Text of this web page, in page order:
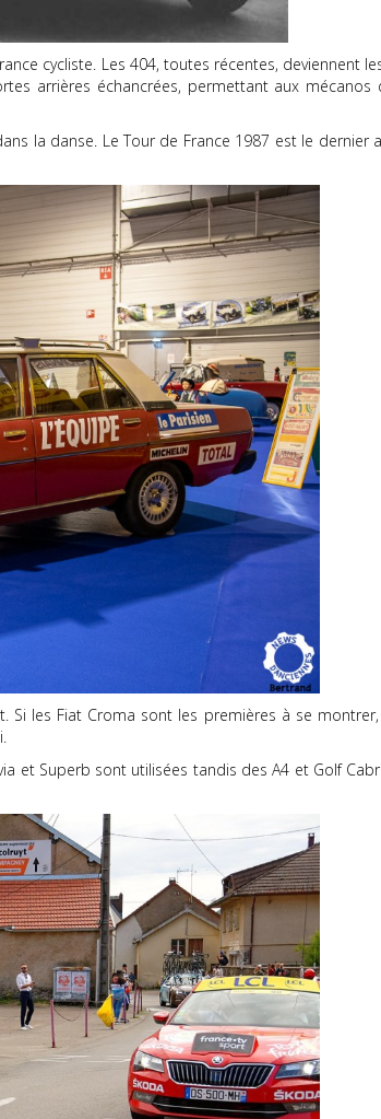
cycliste. Les 404, toutes récentes, deviennent
arrières échancrées, permettant aux mécanos
la danse. Le Tour de France 1987 est le dernier
Si les Fiat Croma sont les premières à se
et Superb sont utilisées tandis des A4 et Golf